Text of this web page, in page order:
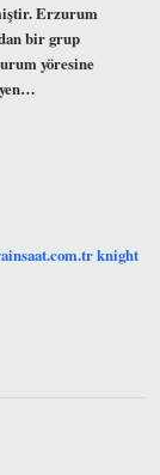
Erzurum
bir grup
yöresine
knight